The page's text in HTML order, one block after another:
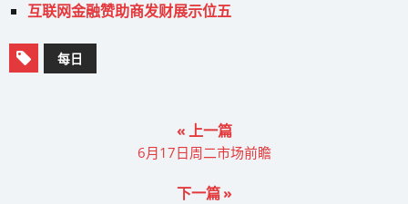
互联网金融赞助商发财展示位五
每日
« 上一篇
6月17日周二市场前瞻
下一篇 »